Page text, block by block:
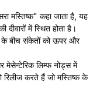
मस्तिष्क" कहा जाता है, यह
में स्थित होता है।
के बीच संकेतों को ऊपर और
मेसेन्टेरिक लिम्फ नोड्स में
रिलीज करते हैं जो मस्तिष्क के